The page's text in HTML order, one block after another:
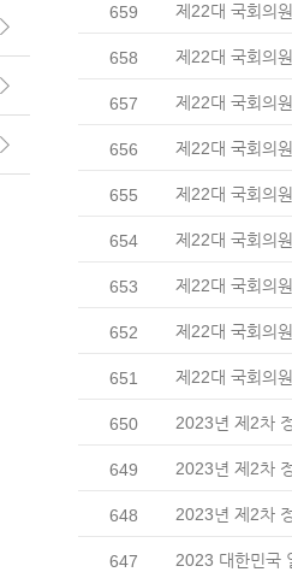
659 제22대 국회의
658 제22대 국회의
657 제22대 국회의
656 제22대 국회의
655 제22대 국회의
654 제22대 국회의
653 제22대 국회의
652 제22대 국회의
651 제22대 국회의
650 2023년 제2차
649 2023년 제2차
648 2023년 제2차
647 2023 대한민국